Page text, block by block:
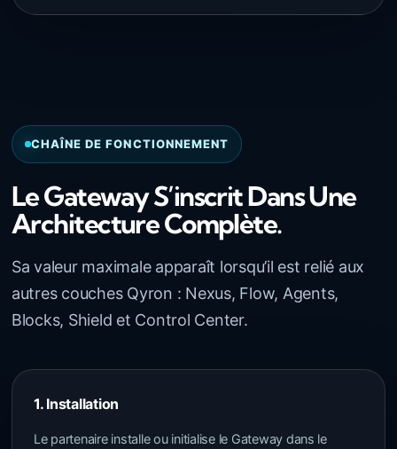
CHAÎNE DE FONCTIONNEMENT
Le Gateway S’inscrit Dans Une
Architecture Complète.
Sa valeur maximale apparaît lorsqu’il est relié aux
autres couches Qyron : Nexus, Flow, Agents,
Blocks, Shield et Control Center.
1. Installation
Le partenaire installe ou initialise le Gateway dans le